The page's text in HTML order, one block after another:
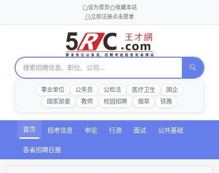
设为首页
收藏本站
立即注册点击登录
事业单位 公务员 公检法 医疗卫生
国企
国家部委
教师 校园招聘 烟草 铁路
首页 招考信息 申论 行测 面试 公共基础
各省招聘日报